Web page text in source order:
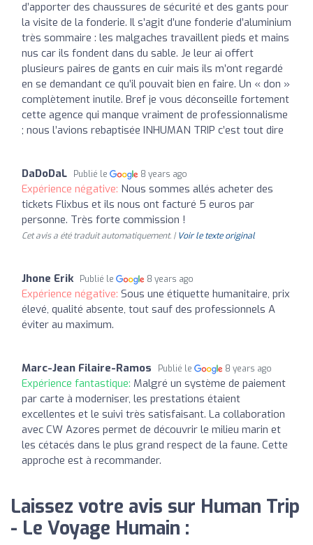
d’apporter des chaussures de sécurité et des gants pour
la visite de la fonderie. Il s’agit d’une fonderie d’aluminium
très sommaire : les malgaches travaillent pieds et mains
nus car ils fondent dans du sable. Je leur ai offert
plusieurs paires de gants en cuir mais ils m’ont regardé
en se demandant ce qu’il pouvait bien en faire. Un « don »
complètement inutile. Bref je vous déconseille fortement
cette agence qui manque vraiment de professionnalisme
; nous l’avions rebaptisée INHUMAN TRIP c’est tout dire
DaDoDaL Publié le 8 years ago
Expérience négative: Nous sommes allés acheter des
tickets Flixbus et ils nous ont facturé 5 euros par
personne. Très forte commission !
Cet avis a été traduit automatiquement. | Voir le texte original
Jhone Erik Publié le 8 years ago
Expérience négative: Sous une étiquette humanitaire, prix
élevé, qualité absente, tout sauf des professionnels A
éviter au maximum.
Marc-Jean Filaire-Ramos Publié le 8 years ago
Expérience fantastique: Malgré un système de paiement
par carte à moderniser, les prestations étaient
excellentes et le suivi très satisfaisant. La collaboration
avec CW Azores permet de découvrir le milieu marin et
les cétacés dans le plus grand respect de la faune. Cette
approche est à recommander.
Laissez votre avis sur Human Trip
- Le Voyage Humain :